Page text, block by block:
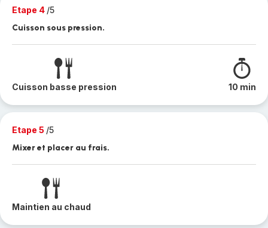
Etape 4 /5
Cuisson sous pression.
Cuisson basse pression 10 min
Etape 5 /5
Mixer et placer au frais.
Maintien au chaud